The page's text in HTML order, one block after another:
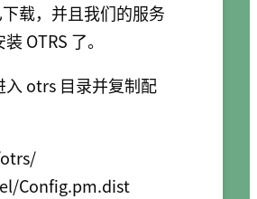
下载，并且我们的服务
OTRS 了。
入 otrs 目录并复制配
Config.pm.dist